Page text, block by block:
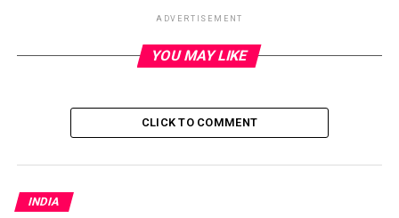
ബീഹാറിലെ ദസ്‌ന ഗ്രാമത്തിലായിരു ജനനം. സയിദ്
മുഹമ്മദ് സഈദ് റാസയാണ് പിതാവ്. ഉറുദു
2011 ജൂലൈ മാസത്തിലായിരുന്നു ബോപ്പാലില്‍ വെച്ച്
RELATED TOPICS:
ADVERTISEMENT
YOU MAY LIKE
CLICK TO COMMENT
INDIA